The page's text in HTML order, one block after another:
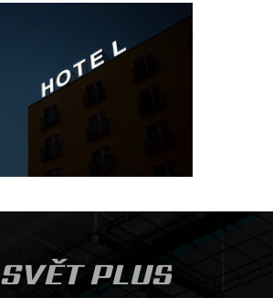
SVĚT PLUS